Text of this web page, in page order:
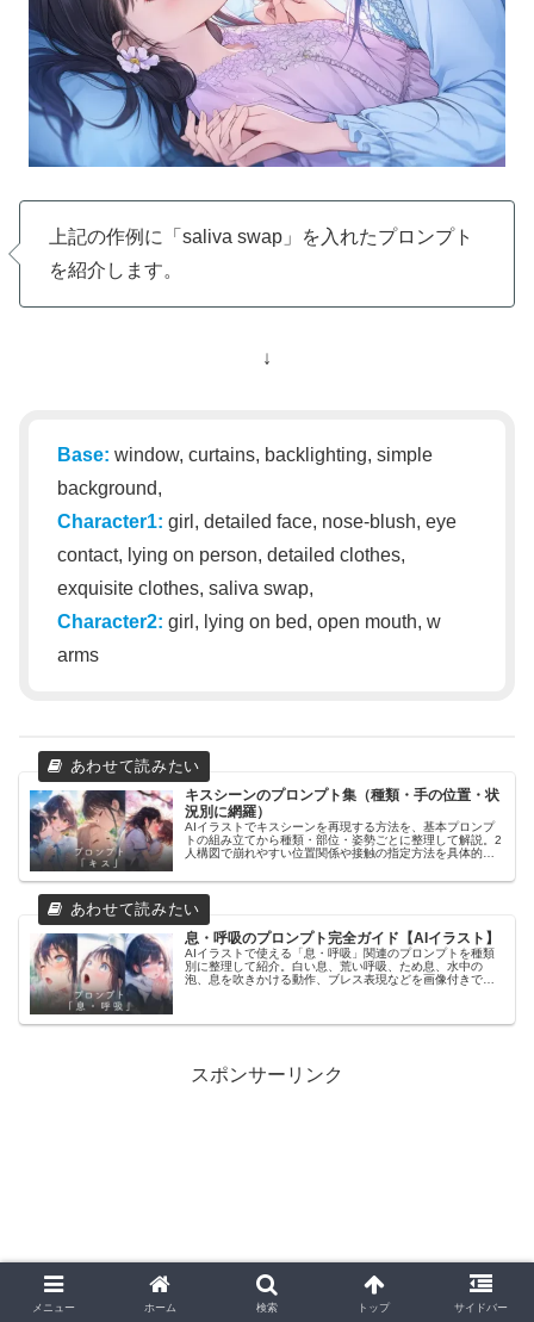
上記の作例に「saliva swap」を入れたプロンプト
を紹介します。
↓
Base: window, curtains, backlighting, simple
background,
Character1: girl, detailed face, nose-blush, eye
contact, lying on person, detailed clothes,
exquisite clothes, saliva swap,
Character2: girl, lying on bed, open mouth, w
arms
キスシーンのプロンプト集（種類・手の位置・状
況別に網羅）
AIイラストでキスシーンを再現する方法を、基本プロンプ
トの組み立てから種類・部位・姿勢ごとに整理して解説。2
人構図で崩れやすい位置関係や接触の指定方法を具体的に
ます。キスの種類やシチュエーション別の表現を知りたい
方に向けた内容です。
息・呼吸のプロンプト完全ガイド【AIイラスト】
AIイラストで使える「息・呼吸」関連のプロンプトを種類
別に整理して紹介。白い息、荒い呼吸、ため息、水中の
泡、息を吹きかける動作、ブレス表現などを画像付きで解
スポンサーリンク
メニュー ホーム 検索 トップ サイドバー